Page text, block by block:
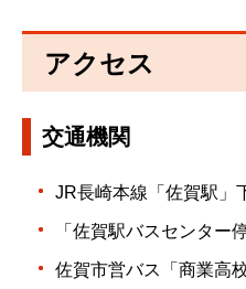
アクセス
交通機関
JR長崎本線「佐賀駅」
「佐賀駅バスセンター
佐賀市営バス「商業高